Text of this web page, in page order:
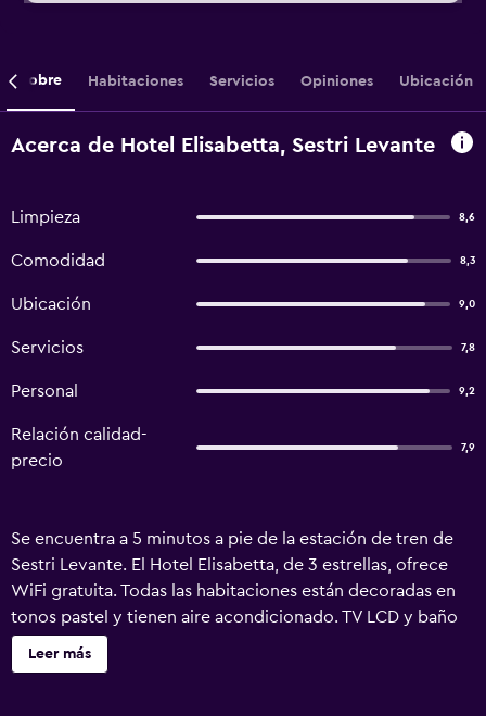
Sobre Habitaciones Servicios Opiniones Ubicación
Acerca de Hotel Elisabetta, Sestri Levante
Limpieza 8,6
Comodidad 8,3
Ubicación 9,0
Servicios 7,8
Personal 9,2
Relación calidad-
precio
7,9
Se encuentra a 5 minutos a pie de la estación de tren de
Sestri Levante. El Hotel Elisabetta, de 3 estrellas, ofrece
WiFi gratuita. Todas las habitaciones están decoradas en
tonos pastel y tienen aire acondicionado. TV LCD y baño
privado con secador de pelo y artículos de aseo gratuitos.
Algunas habitaciones tienen balcón y otras ofrecen vistas
Leer más